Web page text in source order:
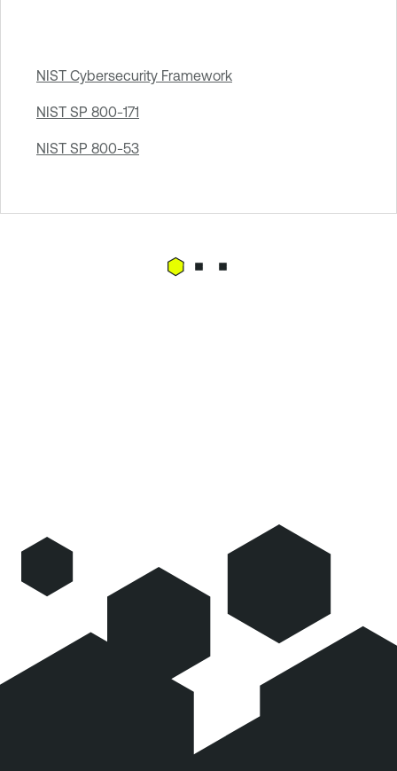
NIST Cybersecurity Framework
NIST SP 800-171
NIST SP 800-53